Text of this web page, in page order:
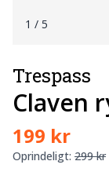
1 / 5
Trespass
Claven
199 kr
Oprindeligt: 299 kr